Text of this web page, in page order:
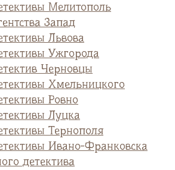
Мелитополь
Запад
Львова
Ужгорода
Черновцы
Хмельницкого
Ровно
Луцка
Тернополя
Ивано-Франковска
детектива